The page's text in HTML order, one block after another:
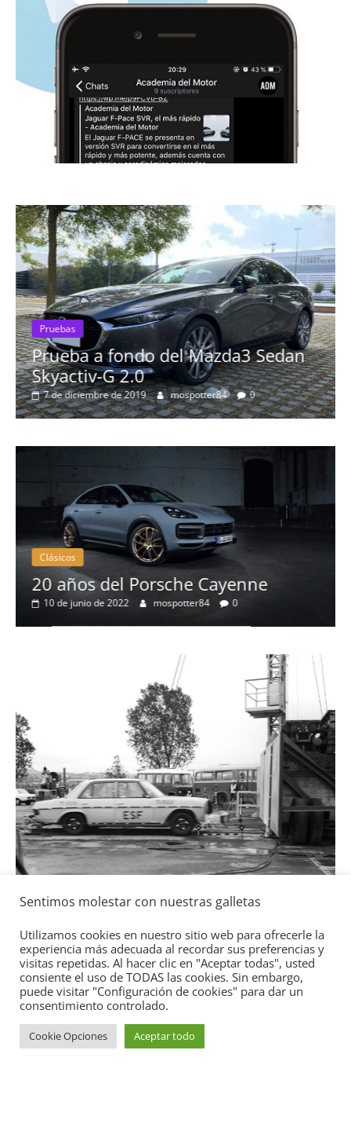
Pruebas
Prueba a fondo del Mazda3 Sedan
Skyactiv-G 2.0
7 de diciembre de 2019 mospotter84 0
Clásicos
20 años del Porsche Cayenne
10 de junio de 2022 mospotter84 0
Mercedes-Benz ESF 05: 50 años de
seguridad
21 de octubre de 2021 mospotter84 0
Sentimos molestar con nuestras galletas
Utilizamos cookies en nuestro sitio web para ofrecerle la
experiencia más adecuada al recordar sus preferencias y
visitas repetidas. Al hacer clic en "Aceptar todas", usted
consiente el uso de TODAS las cookies. Sin embargo,
puede visitar "Configuración de cookies" para dar un
consentimiento controlado.
Cookie Opciones Aceptar todo